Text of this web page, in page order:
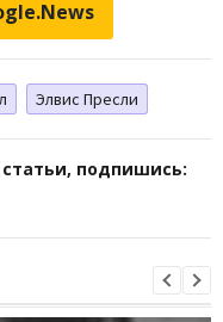
Элвис Пресли
подпишись: